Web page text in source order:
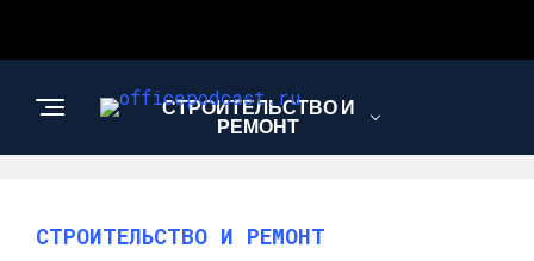
СТРОИТЕЛЬСТВО И
РЕМОНТ
СТРОИТЕЛЬСТВО И РЕМОНТ